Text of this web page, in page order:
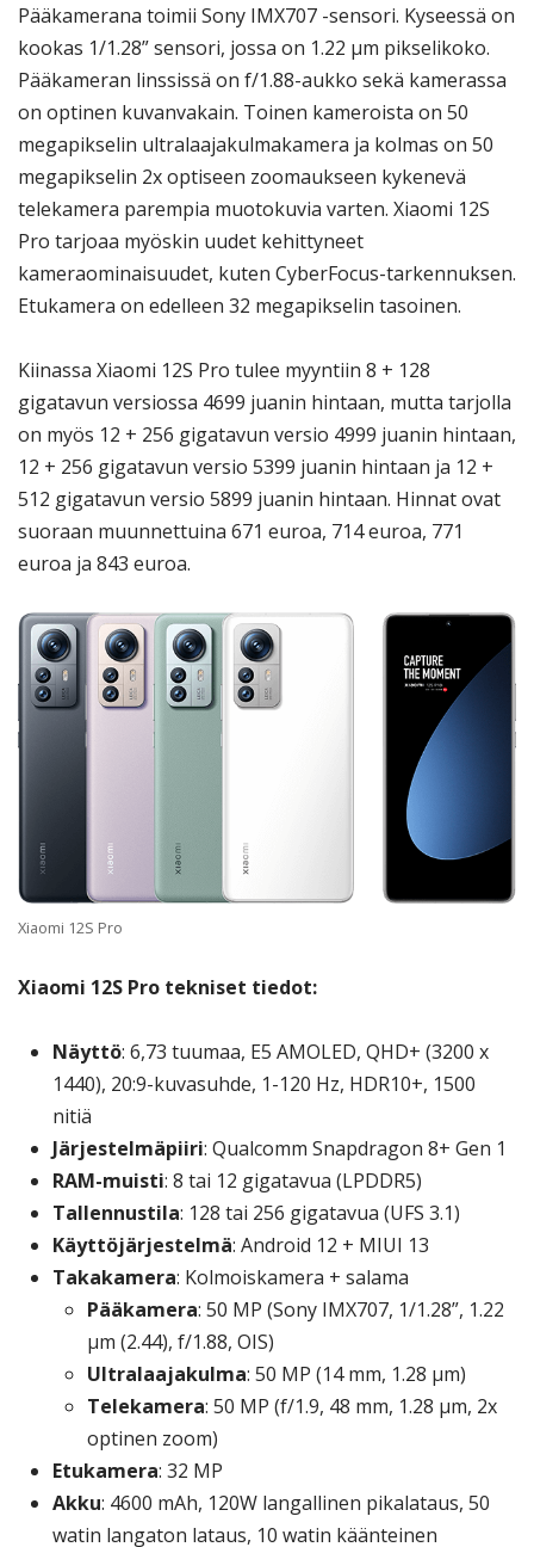
Pääkamerana toimii Sony IMX707 -sensori. Kyseessä on
kookas 1/1.28” sensori, jossa on 1.22 μm pikselikoko.
Pääkameran linssissä on f/1.88-aukko sekä kamerassa
on optinen kuvanvakain. Toinen kameroista on 50
megapikselin ultralaajakulmakamera ja kolmas on 50
megapikselin 2x optiseen zoomaukseen kykenevä
telekamera parempia muotokuvia varten. Xiaomi 12S
Pro tarjoaa myöskin uudet kehittyneet
kameraominaisuudet, kuten CyberFocus-tarkennuksen.
Etukamera on edelleen 32 megapikselin tasoinen.
Kiinassa Xiaomi 12S Pro tulee myyntiin 8 + 128
gigatavun versiossa 4699 juanin hintaan, mutta tarjolla
on myös 12 + 256 gigatavun versio 4999 juanin hintaan,
12 + 256 gigatavun versio 5399 juanin hintaan ja 12 +
512 gigatavun versio 5899 juanin hintaan. Hinnat ovat
suoraan muunnettuina 671 euroa, 714 euroa, 771
euroa ja 843 euroa.
Xiaomi 12S Pro
Xiaomi 12S Pro tekniset tiedot:
Näyttö: 6,73 tuumaa, E5 AMOLED, QHD+ (3200 x
1440), 20:9-kuvasuhde, 1-120 Hz, HDR10+, 1500
nitiä
Järjestelmäpiiri: Qualcomm Snapdragon 8+ Gen 1
RAM-muisti: 8 tai 12 gigatavua (LPDDR5)
Tallennustila: 128 tai 256 gigatavua (UFS 3.1)
Käyttöjärjestelmä: Android 12 + MIUI 13
Takakamera: Kolmoiskamera + salama
Pääkamera: 50 MP (Sony IMX707, 1/1.28”, 1.22
μm (2.44), f/1.88, OIS)
Ultralaajakulma: 50 MP (14 mm, 1.28 μm)
Telekamera: 50 MP (f/1.9, 48 mm, 1.28 μm, 2x
optinen zoom)
Etukamera: 32 MP
Akku: 4600 mAh, 120W langallinen pikalataus, 50
watin langaton lataus, 10 watin käänteinen